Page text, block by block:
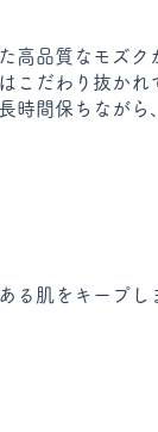
品質なモズク
こだわり抜かれ
時間保ちながら
る肌をキープし